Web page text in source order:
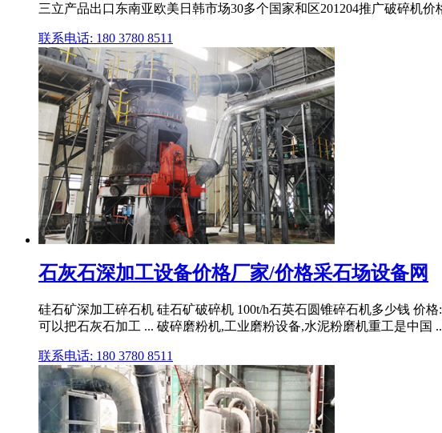
三立产品出口东南亚欧美日韩市场30多个国家和区201204推广破碎机
联系电话: 180 3780 8511
石灰石深加工设备价格厂家/价格采石场设备网
硅石矿深加工碎石机 硅石矿破碎机 100t/h石英石圆锥碎石机多少钱 价
可以把石灰石加工 ... 破碎磨粉机,工业磨粉设备,水泥粉磨机重工是中国
联系电话: 180 3780 8511